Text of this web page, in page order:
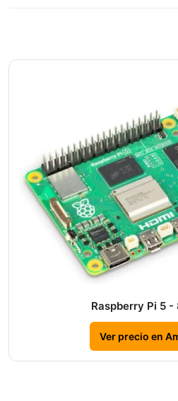
Raspberry Pi 5 -
Ver precio en